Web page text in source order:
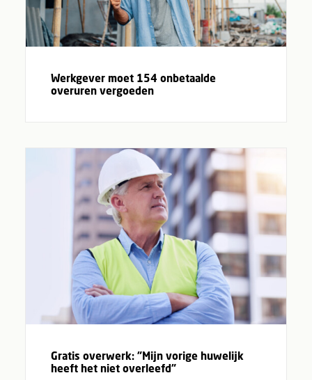
Werkgever moet 154 onbetaalde
overuren vergoeden
Gratis overwerk: ”Mijn vorige huwelijk
heeft het niet overleefd”